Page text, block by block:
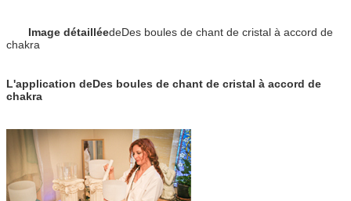
Image détailléedeDes boules de chant de cristal à accord de
chakra
L'application deDes boules de chant de cristal à accord de
chakra